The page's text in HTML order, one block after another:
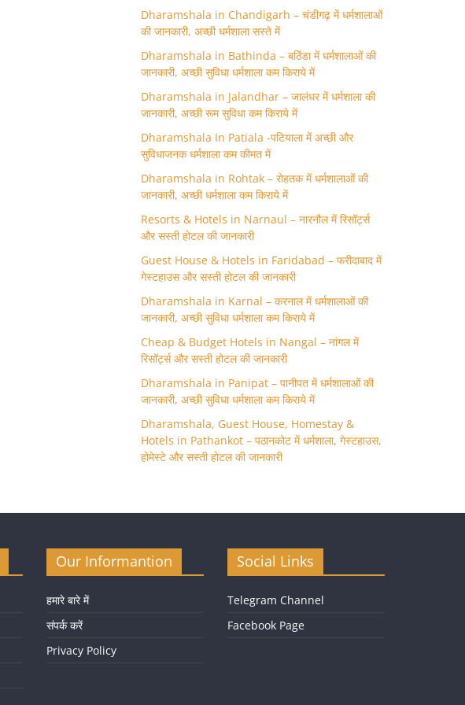
Dharamshala in Chandigarh – चंडीगढ़ में धर्मशालाओं
की जानकारी, अच्छी धर्मशाला सस्ते में
Dharamshala in Bathinda – बठिंडा में धर्मशालाओं की
जानकारी, अच्छी सुविधा धर्मशाला कम किराये में
Dharamshala in Jalandhar – जालंधर में धर्मशाला की
जानकारी, अच्छी रूम सुविधा कम किराये में
Dharamshala In Patiala -पटियाला में अच्छी और
सुविधाजनक धर्मशाला कम कीमत में
Dharamshala in Rohtak – रोहतक में धर्मशालाओं की
जानकारी, अच्छी धर्मशाला कम किराये में
Resorts & Hotels in Narnaul – नारनौल में रिसॉर्ट्स
और सस्ती होटल की जानकारी
Guest House & Hotels in Faridabad – फरीदाबाद में
गेस्टहाउस और सस्ती होटल की जानकारी
Dharamshala in Karnal – करनाल में धर्मशालाओं की
जानकारी, अच्छी सुविधा धर्मशाला कम किराये में
Cheap & Budget Hotels in Nangal – नांगल में
रिसॉर्ट्स और सस्ती होटल की जानकारी
Dharamshala in Panipat – पानीपत में धर्मशालाओं की
जानकारी, अच्छी सुविधा धर्मशाला कम किराये में
Dharamshala, Guest House, Homestay &
Hotels in Pathankot – पठानकोट में धर्मशाला, गेस्टहाउस,
होमेस्टे और सस्ती होटल की जानकारी
Our Informantion
हमारे बारे में
संपर्क करें
Privacy Policy
Social Links
Telegram Channel
Facebook Page